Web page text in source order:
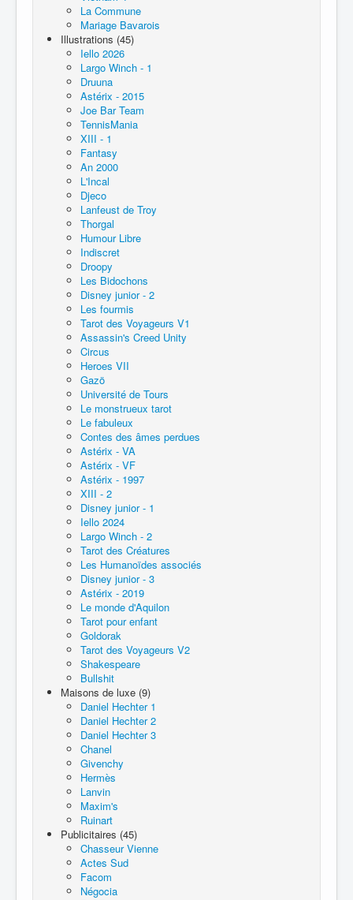
La Commune
Mariage Bavarois
Illustrations (45)
Iello 2026
Largo Winch - 1
Druuna
Astérix - 2015
Joe Bar Team
TennisMania
XIII - 1
Fantasy
An 2000
L'Incal
Djeco
Lanfeust de Troy
Thorgal
Humour Libre
Indiscret
Droopy
Les Bidochons
Disney junior - 2
Les fourmis
Tarot des Voyageurs V1
Assassin's Creed Unity
Circus
Heroes VII
Gazö
Université de Tours
Le monstrueux tarot
Le fabuleux
Contes des âmes perdues
Astérix - VA
Astérix - VF
Astérix - 1997
XIII - 2
Disney junior - 1
Iello 2024
Largo Winch - 2
Tarot des Créatures
Les Humanoïdes associés
Disney junior - 3
Astérix - 2019
Le monde d'Aquilon
Tarot pour enfant
Goldorak
Tarot des Voyageurs V2
Shakespeare
Bullshit
Maisons de luxe (9)
Daniel Hechter 1
Daniel Hechter 2
Daniel Hechter 3
Chanel
Givenchy
Hermès
Lanvin
Maxim's
Ruinart
Publicitaires (45)
Chasseur Vienne
Actes Sud
Facom
Négocia